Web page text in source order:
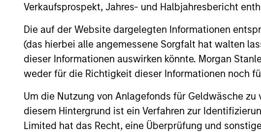
Verkaufsprospekt, Jahres- und Halbjahresbericht
Die auf der Website dargelegten Informationen
(das hierbei alle angemessene Sorgfalt hat walten
dieser Informationen auswirken könnte. Morgan
weder für die Richtigkeit dieser Informationen noch
Um die Nutzung von Anlagefonds für Geldwäsche
diesem Hintergrund ist ein Verfahren zur
Limited hat das Recht, eine Überprüfung und
global investment landscape. Watch the video to
The BEAT™ 2026 Outlook
03-DEZ-2025
Use The BEAT™ as your timely resource for this
gives you ideas and insights that show you how to
environment.